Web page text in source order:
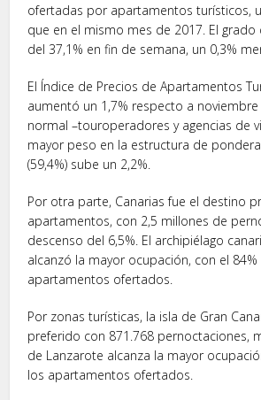
ofertadas por apartamentos turísticos,
que en el mismo mes de 2017. El
del 37,1% en fin de semana, un 0,3%
El Índice de Precios de Apartamentos
aumentó un 1,7% respecto a
normal –touroperadores y agencias de
mayor peso en la estructura de
(59,4%) sube un 2,2%.
Por otra parte, Canarias fue el destino
apartamentos, con 2,5 millones de
descenso del 6,5%. El archipiélago
alcanzó la mayor ocupación, con el
apartamentos ofertados.
Por zonas turísticas, la isla de Gran
preferido con 871.768 pernoctaciones,
de Lanzarote alcanza la mayor
los apartamentos ofertados.